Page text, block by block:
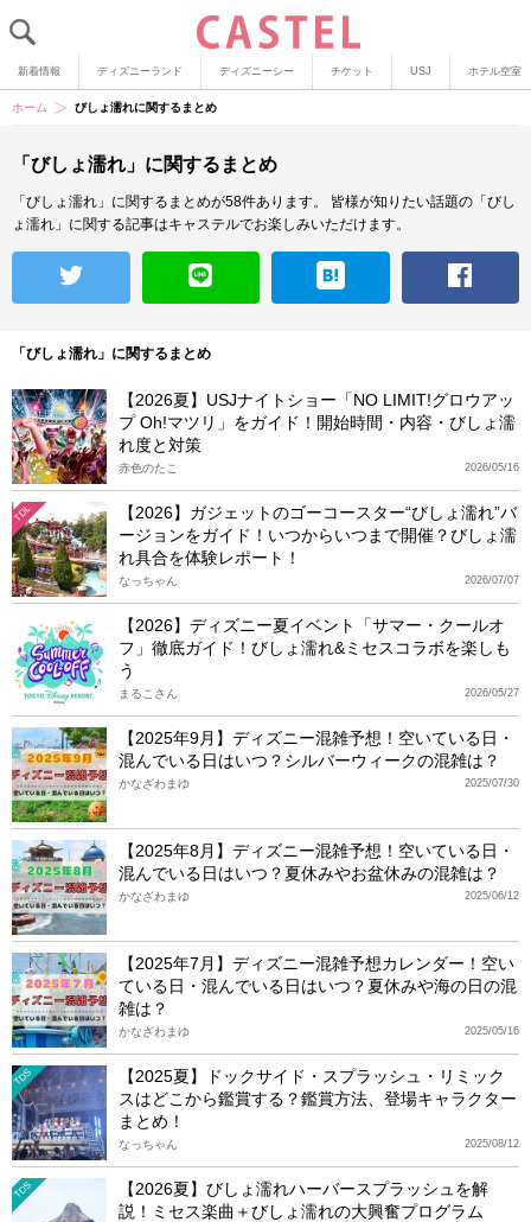
新着情報 ディズニーランド ディズニーシー チケット USJ ホテル空室
ホーム びしょ濡れに関するまとめ
「びしょ濡れ」に関するまとめ
「びしょ濡れ」に関するまとめが58件あります。
皆様が知りたい話題の「びし
ょ濡れ」に関する記事はキャステルでお楽しみいただけます。
「びしょ濡れ」に関するまとめ
【2026夏】USJナイトショー「NO LIMIT!グロウアッ
プ Oh!マツリ」をガイド！開始時間・内容・びしょ濡
れ度と対策
2026/05/16
赤色のたこ
TDL
【2026】ガジェットのゴーコースター“びしょ濡れ”バ
ージョンをガイド！いつからいつまで開催？びしょ濡
れ具合を体験レポート！
2026/07/07
なっちゃん
【2026】ディズニー夏イベント「サマー・クールオ
フ」徹底ガイド！びしょ濡れ&ミセスコラボを楽しも
う
2026/05/27
まるこさん
【2025年9月】ディズニー混雑予想！空いている日・
混んでいる日はいつ？シルバーウィークの混雑は？
2025/07/30
かなざわまゆ
【2025年8月】ディズニー混雑予想！空いている日・
混んでいる日はいつ？夏休みやお盆休みの混雑は？
2025/06/12
かなざわまゆ
【2025年7月】ディズニー混雑予想カレンダー！空い
ている日・混んでいる日はいつ？夏休みや海の日の混
雑は？
2025/05/16
かなざわまゆ
TDS
【2025夏】ドックサイド・スプラッシュ・リミック
スはどこから鑑賞する？鑑賞方法、登場キャラクター
まとめ！
2025/08/12
なっちゃん
TDS
【2026夏】びしょ濡れハーバースプラッシュを解
説！ミセス楽曲＋びしょ濡れの大興奮プログラム